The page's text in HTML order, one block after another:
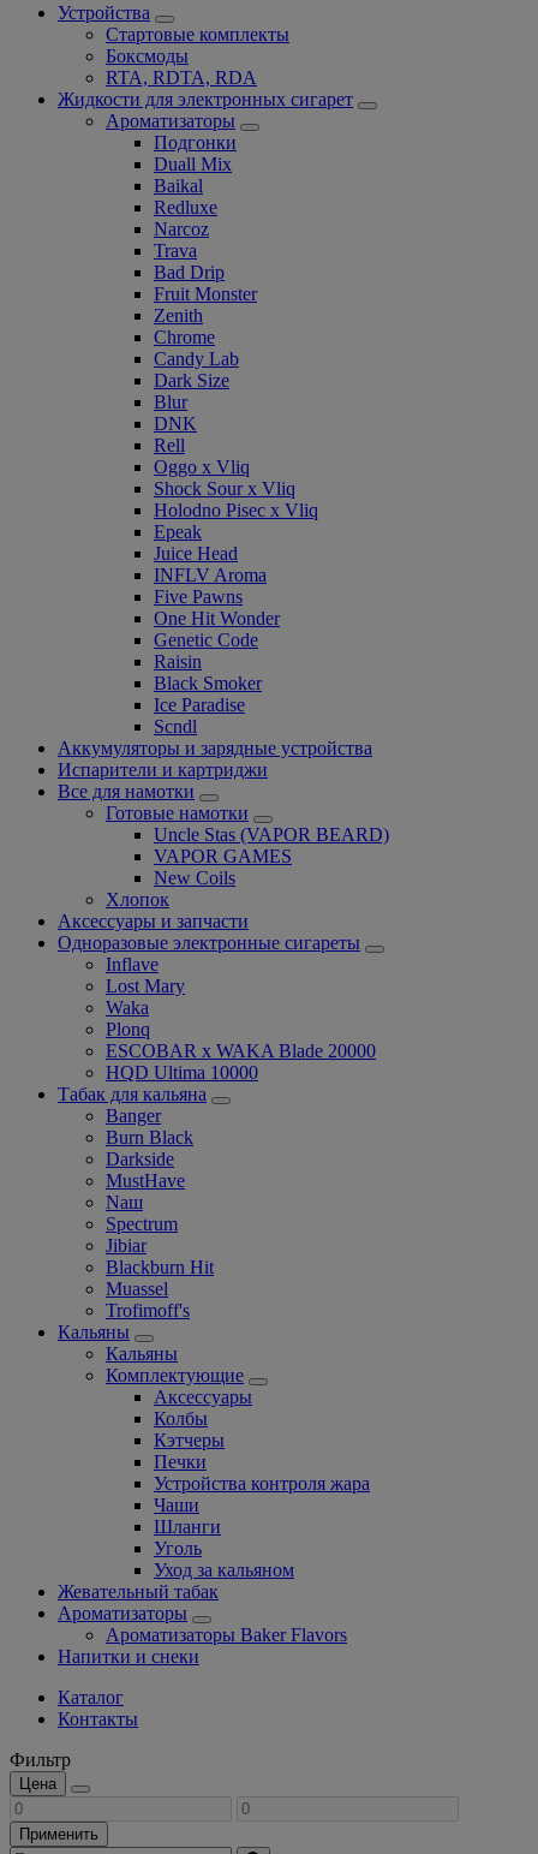
Устройства
Стартовые комплекты
Боксмоды
RTA, RDTA, RDA
Жидкости для электронных сигарет
Ароматизаторы
Подгонки
Duall Mix
Baikal
Redluxe
Narcoz
Trava
Bad Drip
Fruit Monster
Zenith
Chrome
Candy Lab
Dark Size
Blur
DNK
Rell
Oggo x Vliq
Shock Sour x Vliq
Holodno Pisec x Vliq
Epeak
Juice Head
INFLV Aroma
Five Pawns
One Hit Wonder
Genetic Code
Raisin
Black Smoker
Ice Paradise
Scndl
Аккумуляторы и зарядные устройства
Испарители и картриджи
Все для намотки
Готовые намотки
Uncle Stas (VAPOR BEARD)
VAPOR GAMES
New Coils
Хлопок
Аксессуары и запчасти
Одноразовые электронные сигареты
Inflave
Lost Mary
Waka
Plonq
ESCOBAR x WAKA Blade 20000
HQD Ultima 10000
Табак для кальяна
Banger
Burn Black
Darkside
MustHave
Nаш
Spectrum
Jibiar
Blackburn Hit
Muassel
Trofimoff's
Кальяны
Кальяны
Комплектующие
Аксессуары
Колбы
Кэтчеры
Печки
Устройства контроля жара
Чаши
Шланги
Уголь
Уход за кальяном
Жевательный табак
Ароматизаторы
Ароматизаторы Baker Flavors
Напитки и снеки
Каталог
Контакты
Фильтр
Цена
Применить